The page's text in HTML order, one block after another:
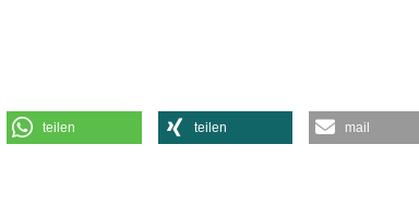
teilen teilen mail